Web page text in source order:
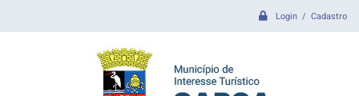
Login / Cadastro